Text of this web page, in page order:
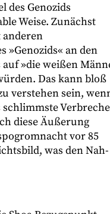
des Genozids
Weise. Zunächst
anderen
»Genozids« an den
»die weißen
Das kann bloß
verstehen sein,
schlimmste
diese Äußerung
vor 85
was den Nah-